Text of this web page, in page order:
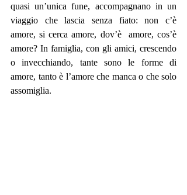
quasi un’unica fune, accompagnano in un
viaggio che lascia senza fiato: non c’è
amore, si cerca amore, dov’è  amore, cos’è
amore? In famiglia, con gli amici, crescendo
o invecchiando, tante sono le forme di
amore, tanto è l’amore che manca o che solo
assomiglia.